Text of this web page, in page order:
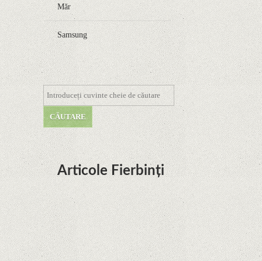
Măr
Samsung
Articole Fierbinți
Dota Anime venind la Netflix în această lună de
la Legenda Korra Studio Mir
Curtea Supremă reglementează în favoarea